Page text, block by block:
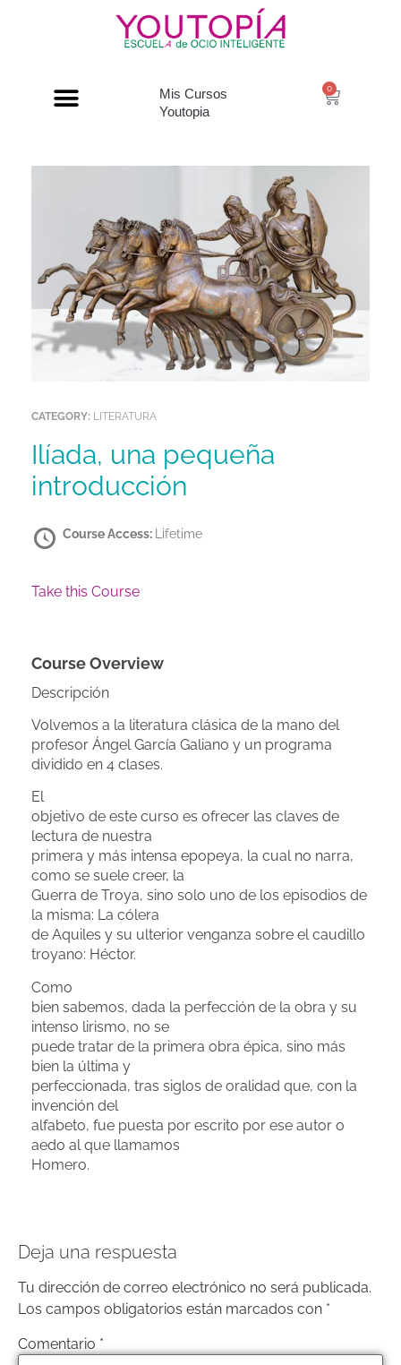
Mis Cursos
Youtopia
0
CATEGORY: LITERATURA
Ilíada, una pequeña
introducción
Course Access: Lifetime
Take this Course
Course Overview
Descripción
Volvemos a la literatura clásica de la mano del
profesor Ángel García Galiano y un programa
dividido en 4 clases.
El
objetivo de este curso es ofrecer las claves de
lectura de nuestra
primera y más intensa epopeya, la cual no narra,
como se suele creer, la
Guerra de Troya, sino solo uno de los episodios de
la misma: La cólera
de Aquiles y su ulterior venganza sobre el caudillo
troyano: Héctor.
Como
bien sabemos, dada la perfección de la obra y su
intenso lirismo, no se
puede tratar de la primera obra épica, sino más
bien la última y
perfeccionada, tras siglos de oralidad que, con la
invención del
alfabeto, fue puesta por escrito por ese autor o
aedo al que llamamos
Homero.
Deja una respuesta
Tu dirección de correo electrónico no será publicada.
Los campos obligatorios están marcados con *
Comentario *